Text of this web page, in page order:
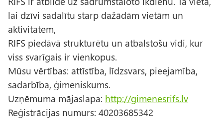
lai dzīvi sadalītu starp dažādām vietām un
aktivitātēm,
RIFS piedāvā strukturētu un atbalstošu vidi, kur
viss svarīgais ir vienkopus.
Mūsu vērtības: attīstība, līdzsvars, pieejamība,
sadarbība, ģimeniskums.
Uzņēmuma mājaslapa: http://gimenesrifs.lv
Reģistrācijas numurs: 40203685342